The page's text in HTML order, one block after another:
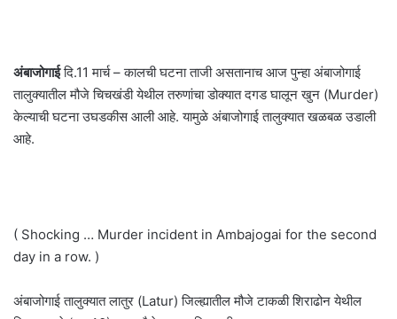
अंबाजोगाईदि.11 मार्च – कालची घटना ताजी असतानाच आज पुन्हा अंबाजोगाई
तालुक्यातील मौजे चिचखंडी येथील तरुणांचा डोक्यात दगड घालून खुन (Murder)
केल्याची घटना उघडकीस आली आहे. यामुळे अंबाजोगाई तालुक्यात खळबळ उडाली
आहे.
( Shocking … Murder incident in Ambajogai for the second
day in a row. )
अंबाजोगाई तालुक्यात लातुर (Latur) जिल्ह्यातील मौजे टाकळी शिराढोन येथील